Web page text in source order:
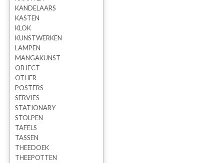
KANDELAARS
KASTEN
KLOK
KUNSTWERKEN
LAMPEN
MANGAKUNST
OBJECT
OTHER
POSTERS
SERVIES
STATIONARY
STOLPEN
TAFELS
TASSEN
THEEDOEK
THEEPOTTEN